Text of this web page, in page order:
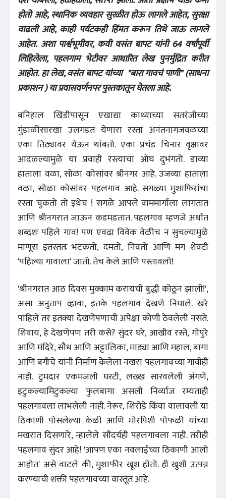
होतो आहे, स्थानिक व्यवहार सुरळीत होऊ लागले आहेत, सुरक्षा
वाढली आहे, काही पर्यटकही हिंमत करून तिथे जाऊ लागले
आहेत. अशा पार्श्वभूमीवर, कवी वसंत बापट यांनी 64 वर्षांपूर्वी
लिहिलेला, पहलगाम भेटीवर आधारित लेख पुनर्मुद्रित करीत
आहोत. हा लेख, वसंत बापट यांच्या "बारा गावचं पाणी" (साधना
प्रकाशन ) या प्रवासवर्णनपर पुस्तकातून घेतला आहे.
बनिहाल खिंडीपासून एखाद्या काथ्याच्या सतरंजीच्या
गुंडाळीसारखा उलगडत येणारा रस्ता अनंतनागजवळच्या
एका तिठ्यावर येऊन थांबतो. एका प्रचंड चिनार वृक्षावर
आदळल्यामुळे या प्रवाही रस्त्याचा ओघ दुभंगतो. डाव्या
हाताला वळा, सोळा कोसांवर श्रीनगर आहे. उजव्या हाताला
वळा, सोळा कोसांवर पहलगाव आहे. सगळ्या मुशाफिरांचा
रस्ता चुकतो तो इथेच ! सगळे आपले वाममार्गाला लागतात
आणि श्रीनगरात जाऊन कडमडतात. पहलगाव म्हणजे अर्थात
शब्दशः पहिले गाव! पण एवढा विवेक वेळीच न सुचल्यामुळे
माणूस इतस्ततः भटकतो, दमतो, निवतो आणि मग शेवटी
'पहिल्या गावाला' जातो. तेच केले आणि पस्तावलो!
'श्रीनगरात आठ दिवस मुक्काम करायची बुद्धी कोठून झाली!',
असा अनुताप व्हावा, इतके पहलगाव देखणे निघाले. खरे
पाहिले तर इतक्या देखणेपणाची अपेक्षा कोणी ठेवलेली नसते.
शिवाय, हे देखणेपण तरी कसे? सुंदर घरे, आखीव रस्ते, गोपुरे
आणि मंदिरे, सौध आणि अट्टालिका, माड्या आणि महाल, बागा
आणि बगीचे यांनी निर्माण केलेला नखरा पहलगावच्या गावीही
नाही. टुमदार एकमजली घरटी, लख्ख सारवलेली अंगणे,
इटुकल्यामिटुकल्या फुलबागा असली निर्व्याज रम्यताही
पहलगावला लाभलेली नाही. नेरूर, शिरोडे किंवा वालावली या
ठिकाणी पोसलेल्या केळी आणि मोरपिशी पोफळी यांच्या
मखरात दिसणारे, न्हालेले सौंदर्यही पहलगावला नाही. तरीही
पहलगाव सुंदर आहे! 'आपण एका नवलाईच्या ठिकाणी आलो
आहोत' असे वाटले की, मुशाफीर खूश होतो. ही खुशी उत्पन्न
करण्याची शक्ती पहलगावच्या वास्तूत आहे.